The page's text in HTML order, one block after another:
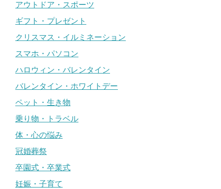
アウトドア・スポーツ
ギフト・プレゼント
クリスマス・イルミネーション
スマホ・パソコン
ハロウィン・バレンタイン
バレンタイン・ホワイトデー
ペット・生き物
乗り物・トラベル
体・心の悩み
冠婚葬祭
卒園式・卒業式
妊娠・子育て